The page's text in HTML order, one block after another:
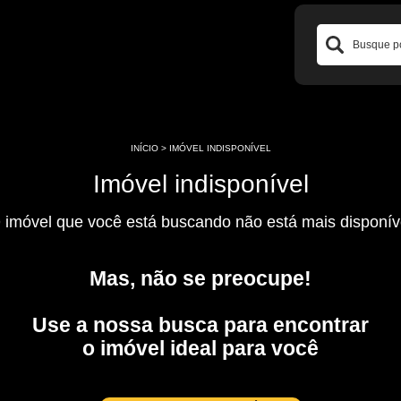
INÍCIO> IMÓVEL INDISPONÍVEL
Imóvel indisponível
imóvel que você está buscando não está mais
Mas, não se preocupe!
Use a nossa busca para encontrar
o imóvel ideal para você